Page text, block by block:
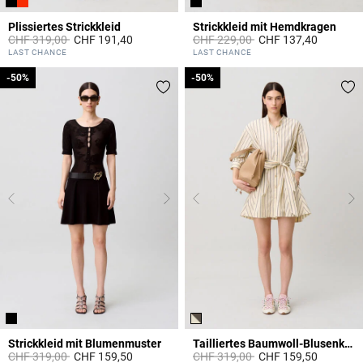
Plissiertes Strickkleid
Price reduced from
CHF 319,00toCHF 191,40
5 out of 5 Customer Rating
LAST CHANCE
Strickkleid mit Hemdkragen
Price reduced from
CHF 229,00toCHF 137,40
5 out of 5 Customer Rating
LAST CHANCE
Strickkleid mit Blumenmuster
Price reduced from
CHF 319,00to
-50%
CHF 159,50
-50%
Tailliertes Baumwoll-Blusenkleid
Price reduced from
CHF 319,00to
-50%
CHF 159,50
-50%